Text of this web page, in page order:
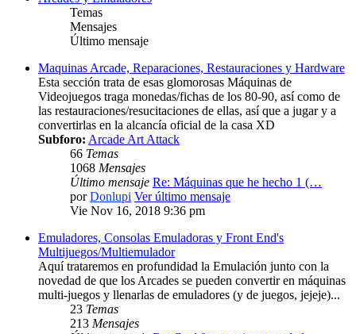
Temas
Mensajes
Último mensaje
Maquinas Arcade, Reparaciones, Restauraciones y Hardware
Esta sección trata de esas glomorosas Máquinas de
Videojuegos traga monedas/fichas de los 80-90, así como de
las restauraciones/resucitaciones de ellas, así que a jugar y a
convertirlas en la alcancía oficial de la casa XD
Subforo: Arcade Art Attack
66 Temas
1068 Mensajes
Último mensaje Re: Máquinas que he hecho 1 (…
porDonlupi Ver último mensaje
Vie Nov 16, 2018 9:36 pm
Emuladores, Consolas Emuladoras y Front End's
Multijuegos/Multiemulador
Aquí trataremos en profundidad la Emulación junto con la
novedad de que los Arcades se pueden convertir en máquinas
multi-juegos y llenarlas de emuladores (y de juegos, jejeje)...
23 Temas
213 Mensajes